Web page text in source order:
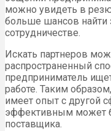
можно увидеть в
больше шансов найти
сотрудничестве.
Искать партнеров
распространенный
предприниматель
работе. Таким
имеет опыт с другой
эффективным может
поставщика.